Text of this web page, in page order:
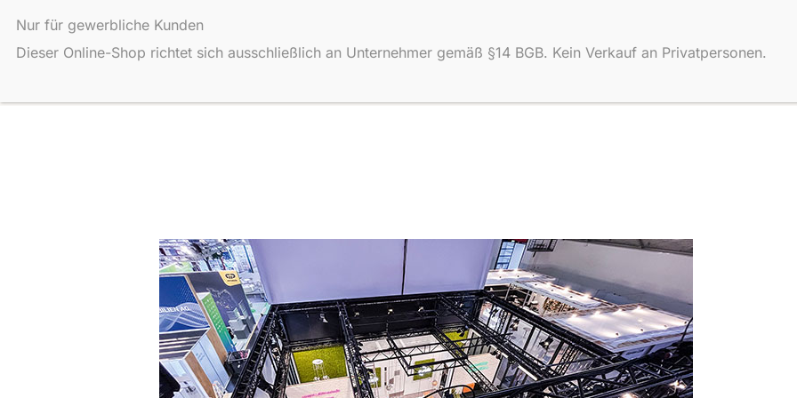
Inhalt
springen
Shop Produkte Über uns Wissen Kontakt
Nur für gewerbliche Kunden
Dieser Online-Shop richtet sich ausschließlich an Unternehmer gemäß §14 BGB. Kein Verkauf an Privatpersonen.